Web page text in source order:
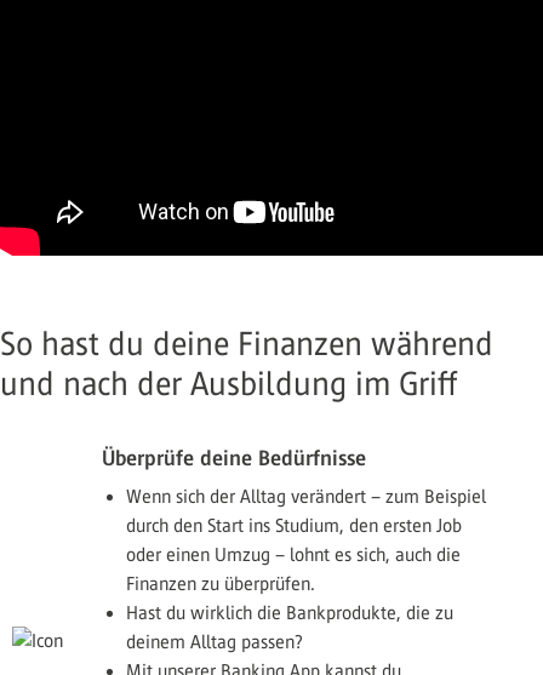
So hast du deine Finanzen während
und nach der Ausbildung im Griff
Überprüfe deine Bedürfnisse
Wenn sich der Alltag verändert – zum Beispiel
durch den Start ins Studium, den ersten Job
oder einen Umzug – lohnt es sich, auch die
Finanzen zu überprüfen.
Hast du wirklich die Bankprodukte, die zu
deinem Alltag passen?
Mit unserer Banking App kannst du